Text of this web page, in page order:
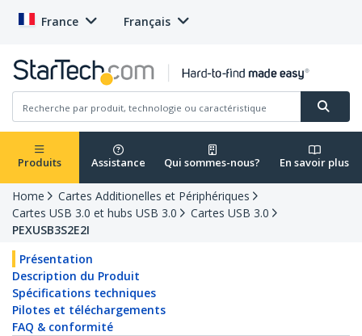
France Français
Produits Assistance Qui sommes-nous? En savoir plus
Home
Cartes Additionelles et Périphériques
Cartes USB 3.0 et hubs USB 3.0
Cartes USB 3.0
PEXUSB3S2E2I
Présentation
Description du Produit
Spécifications techniques
Pilotes et téléchargements
FAQ & conformité